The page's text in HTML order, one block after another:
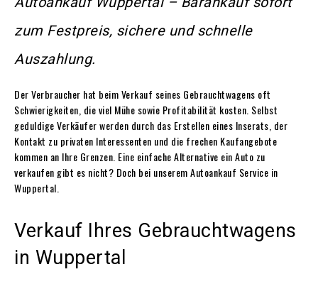
zum Festpreis, sichere und schnelle
Auszahlung.
Der Verbraucher hat beim Verkauf seines Gebrauchtwagens oft
Schwierigkeiten, die viel Mühe sowie Profitabilität kosten. Selbst
geduldige Verkäufer werden durch das Erstellen eines Inserats, der
Kontakt zu privaten Interessenten und die frechen Kaufangebote
kommen an Ihre Grenzen. Eine einfache Alternative ein Auto zu
verkaufen gibt es nicht? Doch bei unserem Autoankauf Service in
Wuppertal
Verkauf Ihres Gebrauchtwagens
in Wuppertal